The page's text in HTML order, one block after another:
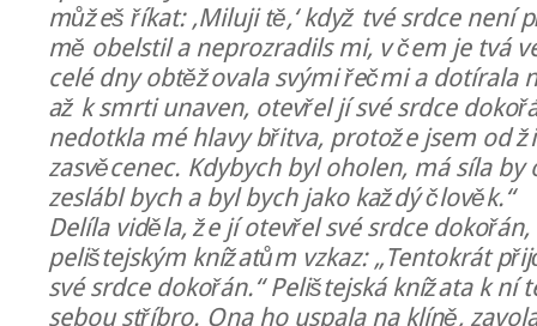
můžeš říkat: ‚Miluji tě,‘ když tvé srdce není
mě obelstil a neprozradils mi, v čem je tvá
celé dny obtěžovala svými řečmi a dotírala
až k smrti unaven, otevřel jí své srdce
nedotkla mé hlavy břitva, protože jsem od
zasvěcenec. Kdybych byl oholen, má síla
zeslábl bych a byl bych jako každý člověk.“
Delíla viděla, že jí otevřel své srdce dokořán,
pelištejským knížatům vzkaz: „Tentokrát
své srdce dokořán.“ Pelištejská knížata k ní
sebou stříbro. Ona ho uspala na klíně,